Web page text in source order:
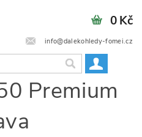
info@dalekohledy-fomei.cz
0 Kč
Premium